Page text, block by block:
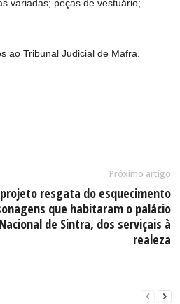
variadas; peças de vestuário;
ao Tribunal Judicial de Mafra.
Próximo artigo
resgata do esquecimento
que habitaram o palácio
Nacional de Sintra, dos serviçais à
realeza